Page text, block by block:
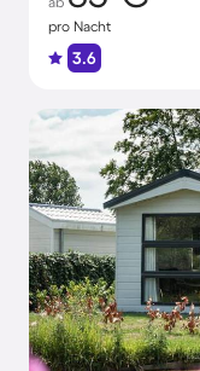
pro Nacht
3.6